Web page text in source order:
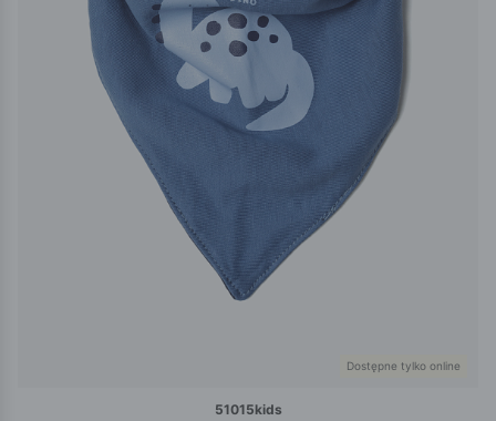
Dostępne tylko online
51015kids